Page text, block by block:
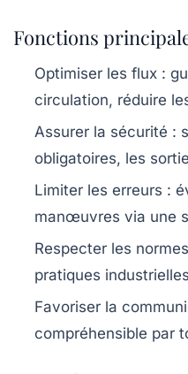
Fonctions
Optimiser les flux :
circulation, réduire
Assurer la sécurité :
obligatoires, les
Limiter les erreurs :
manœuvres via une
Respecter les normes
pratiques
Favoriser la
compréhensible par